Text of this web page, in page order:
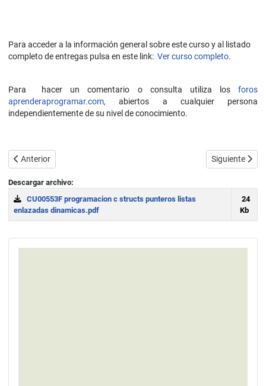
Para acceder a la información general sobre este curso y al listado
completo de entregas pulsa en este link: Ver curso completo.
Para hacer un comentario o consulta utiliza losforos
aprenderaprogramar.com, abiertos a cualquier persona
independientemente de su nivel de conocimiento.
Artículo anterior: Ejercicios funciones en C. Ejemplo calcular series
Anterior Artículo
Siguiente
Descargar archivo:
CU00553F programacion c structs punteros listas
enlazadas dinamicas.pdf
24
Kb